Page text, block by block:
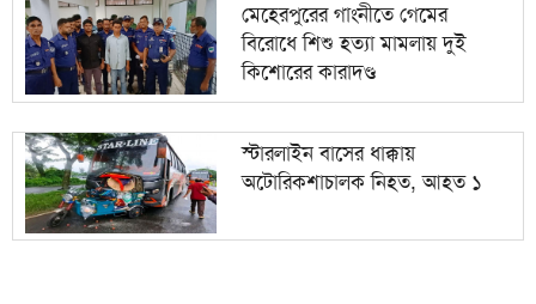
মেহেরপুরের গাংনীতে গেমের
বিরোধে শিশু হত্যা মামলায় দুই
কিশোরের কারাদণ্ড
স্টারলাইন বাসের ধাক্কায়
অটোরিকশাচালক নিহত, আহত ১